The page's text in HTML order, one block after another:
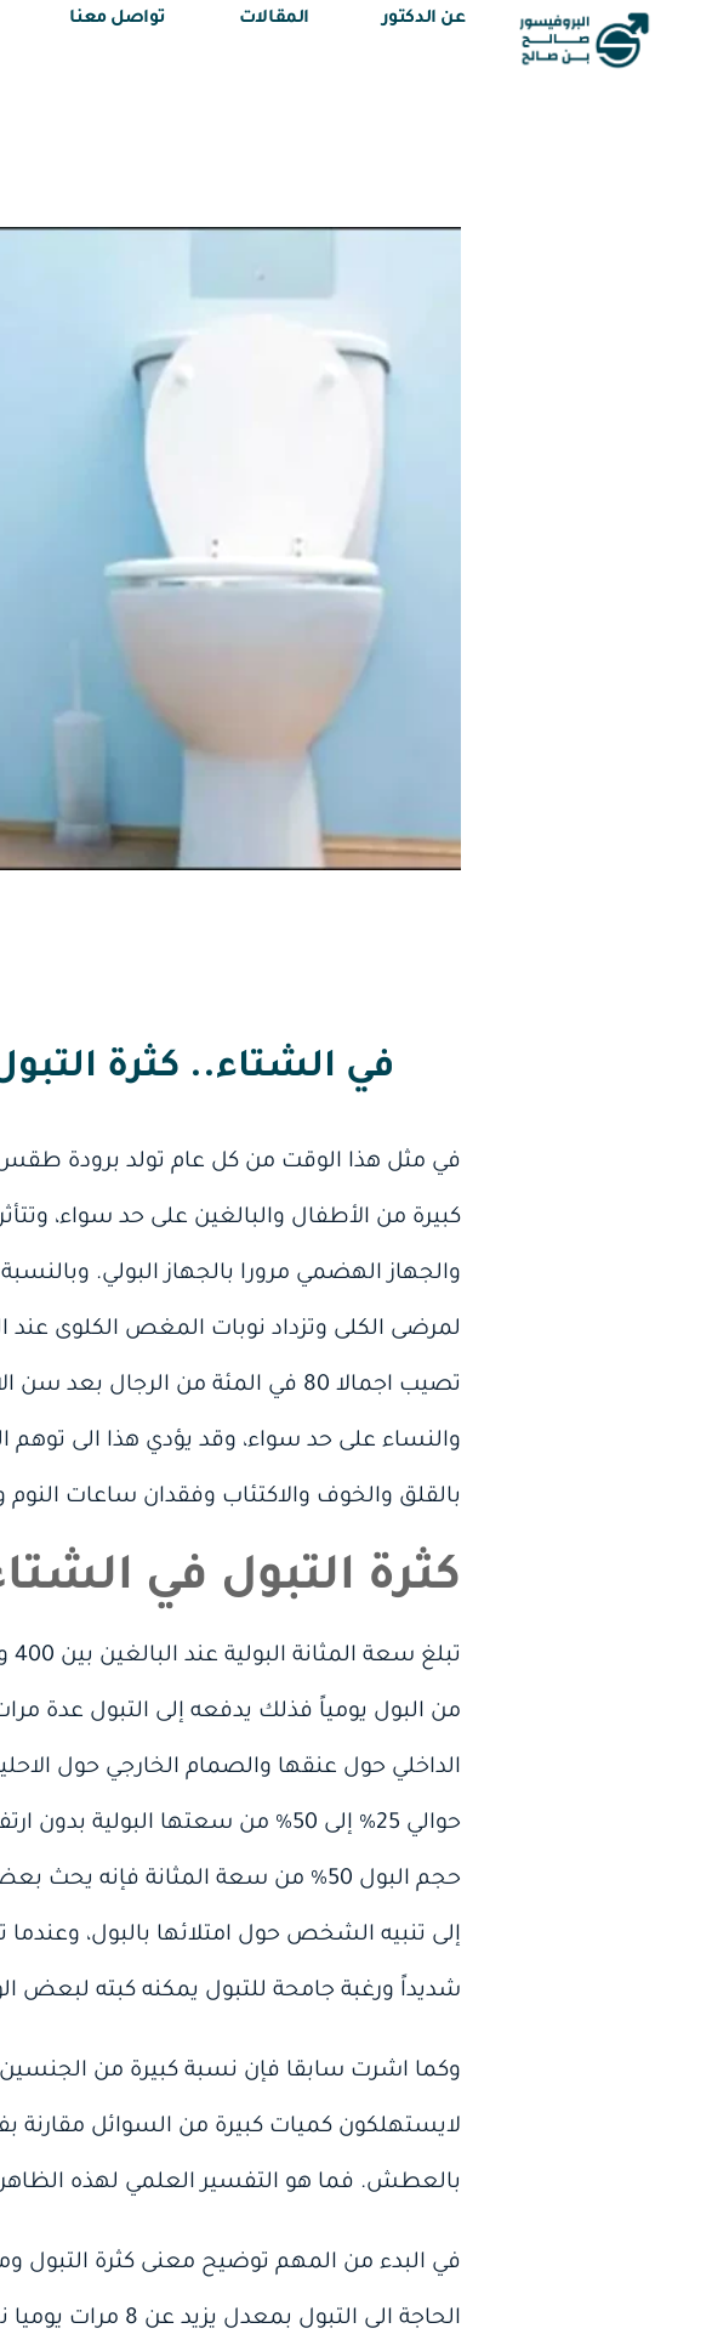
عن الدكتور المقالات تواصل معنا
في الشتاء.. كثرة
في مثل هذا الوقت من كل عام تولد برودة طقس
كبيرة من الأطفال والبالغين على حد سواء،
والجهاز الهضمي مرورا بالجهاز البولي.
لمرضى الكلى وتزداد نوبات المغص الكلوى عند
تصيب اجمالا 80 في المئة من الرجال
والنساء على حد سواء، وقد يؤدي هذا الى توهم
بالقلق والخوف والاكتئاب وفقدان ساعات النوم
كثرة التبول في
من البول يومياً فذلك يدفعه إلى التبول عدة
الداخلي حول عنقها والصمام الخارجي حول
حجم البول 50% من سعة المثانة
شديداً ورغبة جامحة للتبول يمكنه كبته لبعض
وكما اشرت سابقا فإن نسبة كبيرة من
لايستهلكون كميات كبيرة من السوائل
بالعطش. فما هو التفسير العلمي لهذه
في البدء من المهم توضيح معنى كثرة التبول
الحاجة الى التبول بمعدل يزيد عن 8 مرات يوميا نهارا او الاستيقاظ اكثر من مره ليلا للتبول.